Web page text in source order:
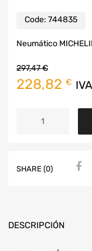
Code: 744835
Neumático
297,47€
228,82 €
SHARE (0)
DESCRIPCIÓN